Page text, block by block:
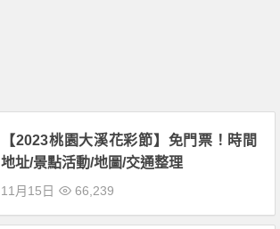
【2023桃園大溪花彩節】免門票！時間
地址/景點活動/地圖/交通整理
11月15日 66,239